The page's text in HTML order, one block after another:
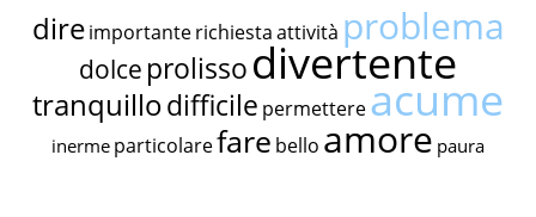
dire importante richiestaattività problema
dolce prolissodivertente
tranquillodifficile permettereacume
inerme particolarefare bello amore paura